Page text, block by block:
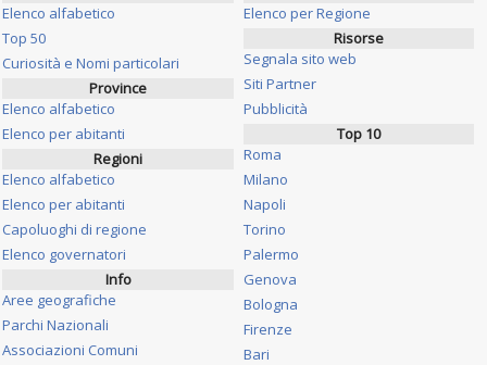
Elenco alfabetico
Top 50
Curiosità e Nomi particolari
Province
Elenco alfabetico
Elenco per abitanti
Regioni
Elenco alfabetico
Elenco per abitanti
Capoluoghi di regione
Elenco governatori
Info
Aree geografiche
Parchi Nazionali
Associazioni Comuni
Elenco per Regione
Risorse
Segnala sito web
Siti Partner
Pubblicità
Top 10
Roma
Milano
Napoli
Torino
Palermo
Genova
Bologna
Firenze
Bari